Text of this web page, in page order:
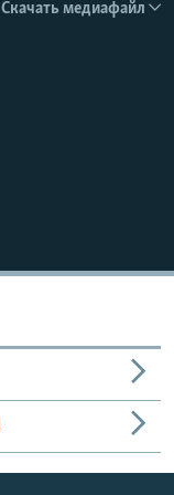
Скачать медиафайл